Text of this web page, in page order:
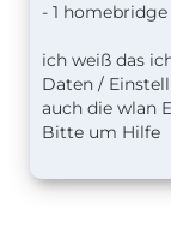
- 1 homebridge
ich weiß das
Daten /
auch die wlan
Bitte um Hilfe